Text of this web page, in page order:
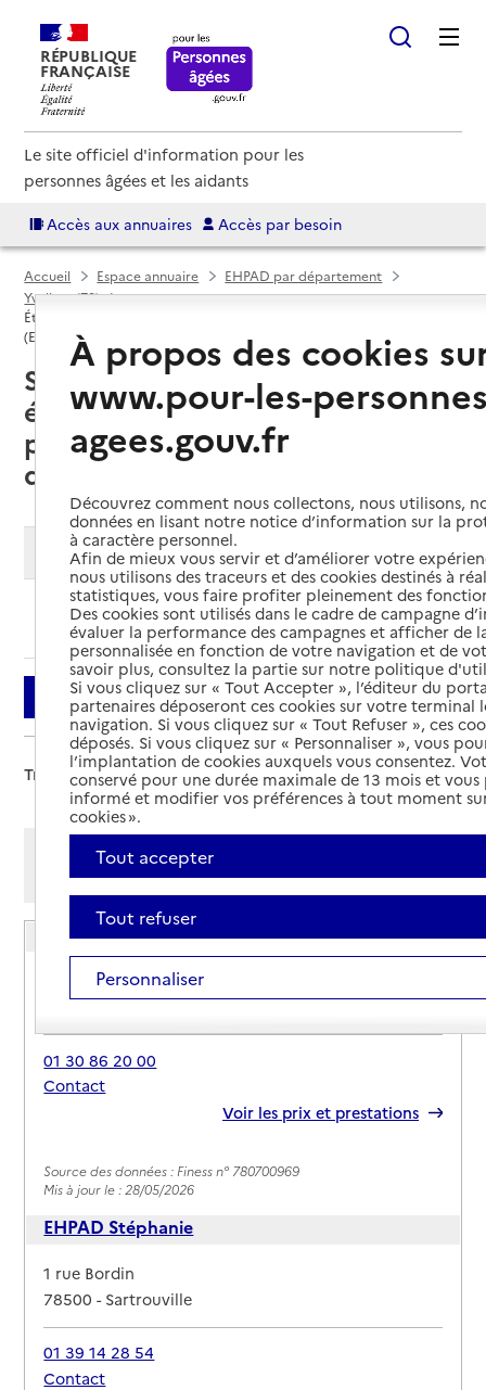
RÉPUBLIQUE
FRANÇAISE
Le site officiel d'information pour les
personnes âgées et les aidants
Accès aux annuaires Accès par besoin
Accueil Espace annuaire
EHPAD par département
Yvelines (78)
Établissement d'hébergement pour personnes âgées dépendantes
(EHPAD)
Sartrouville (78500) : liste des 4
établissements d'hébergement
pour personnes âgées
dépendantes (EHPAD)
Modifier ma recherche
Ajouter cette recherche aux favoris
Filtrer
Trier par :
Afficher les résultats par:
Mode liste
Mode carte
EHPAD Les Oiseaux
Adresse
17 rue du Lieutenant Rousselot
78500-Sartrouville
01 30 86 20 00
Contact
Voir les prix et prestations
Source des données : Finess n° 780700969
Mis à jour le : 28/05/2026
EHPAD Stéphanie
Adresse
1 rue Bordin
78500-Sartrouville
01 39 14 28 54
Contact
À propos des cookies
www.pour-les-
agees.gouv.fr
Découvrez comment nous collectons, nous utilisons,
données en lisant notre notice d’information sur la
à caractère personnel.
Afin de mieux vous servir et d’améliorer votre
nous utilisons des traceurs et des cookies destinés à
statistiques, vous faire profiter pleinement des
Des cookies sont utilisés dans le cadre de campagne
évaluer la performance des campagnes et afficher de
personnalisée en fonction de votre navigation et de
savoir plus, consultez la partie sur notre politique
Si vous cliquez sur « Tout Accepter », l’éditeur du
partenaires déposeront ces cookies sur votre terminal
navigation. Si vous cliquez sur « Tout Refuser », ces
déposés. Si vous cliquez sur « Personnaliser », vous
l’implantation de cookies auxquels vous consentez.
conservé pour une durée maximale de 13 mois et
informé et modifier vos préférences à tout moment
cookies ».
Tout accepter
Tout refuser
Personnaliser